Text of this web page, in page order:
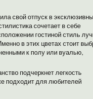
свой отпуск в
сочетает в себе
гостиной стиль
в этих цветах стоит
к полу или вуалью,
подчеркнет легкость
подходит для любителей